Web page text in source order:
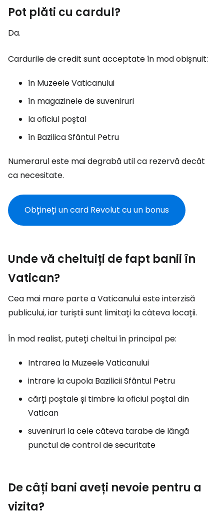
Pot plăti cu cardul?
Da.
Cardurile de credit sunt acceptate în mod obișnuit:
în Muzeele Vaticanului
în magazinele de suveniruri
la oficiul poștal
în Bazilica Sfântul Petru
Numerarul este mai degrabă util ca rezervă decât
ca necesitate.
Obțineți un card Revolut cu un bonus
Unde vă cheltuiți de fapt banii în
Vatican?
Cea mai mare parte a Vaticanului este interzisă
publicului, iar turiștii sunt limitați la câteva locații.
În mod realist, puteți cheltui în principal pe:
Intrarea la Muzeele Vaticanului
intrare la cupola Bazilicii Sfântul Petru
cărți poștale și timbre la oficiul poștal din
Vatican
suveniruri la cele câteva tarabe de lângă
punctul de control de securitate
De câți bani aveți nevoie pentru a
vizita?